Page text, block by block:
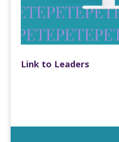
Link to Leaders